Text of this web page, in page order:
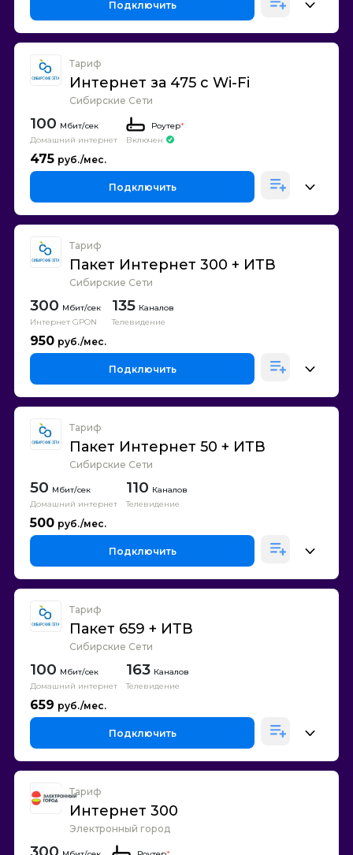
Подключить
Тариф
Интернет за 475 с Wi-Fi
Сибирские Сети
100
Домашний интернет
Роутер*
Включен
475
Подключить
Тариф
Пакет Интернет 300 + ИТВ
Сибирские Сети
300
Интернет GPON
135 Каналов
Телевидение
950
Подключить
Тариф
Пакет Интернет 50 + ИТВ
Сибирские Сети
50
Домашний интернет
110 Каналов
Телевидение
500
Подключить
Тариф
Пакет 659 + ИТВ
Сибирские Сети
100
Домашний интернет
163 Каналов
Телевидение
659
Подключить
Тариф
Интернет 300
Электронный город